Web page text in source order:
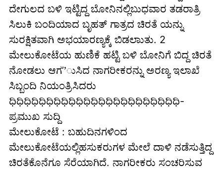
ದೇಗುಲದ ಬಳಿ ಇಟ್ಟಿದ್ದ ಬೋನಿನಲ್ಲಿಬುಧವಾರ ತಡರಾತ್ರಿ
ಸಿಲುಕಿ ಬಂದಿಯಾದ ಬೃಹತ್ ಗಾತ್ರದ ಚಿರತೆ ಯನ್ನು
ಸುರಕ್ಷಿತವಾಗಿ ಅಭಯಾರಣ್ಯಕ್ಕೆ ಬಿಡಲಾುತು. 2
ಮೇಲುಕೋಟೆಯ ಹುಣಿಕೆ ಹಟ್ಟಿ ಬಳಿ ಬೋನಿಗೆ ಬಿದ್ದ ಚಿರತೆ
ನೋಡಲು ಆಗ’’ುಸಿದ ನಾಗರೀಕರನ್ನು ಅರಣ್ಯ ಇಲಾಖೆ
ಸಿಬ್ಬಂದಿ ನಿಯಂತ್ರಿಸಿದರು
ಧಿಧಿಧಿಧಿಧಿಧಿಧಿಧಿಧಿಧಿಧಿಧಿಧಿಧಿಧಿಧಿಧಿಧಿಧಿಧಿಧಿಧಿಧಿ-
ಪ್ರಮುಖ ಸುದ್ದಿ
ಮೇಲುಕೋಟೆ : ಬಹುದಿನಗಳಿಂದ
ಮೇಲುಕೋಟೆಯಲ್ಲಿಹಸುಕರುಗಳ ಮೇಲೆ ದಾಳಿ ನಡೆಸುತ್ತಿದ್ದ
ಚಿರತೆಕೊನೆಗೂ ಸೆರೆಯಾಗಿದೆ. ನಾಗರೀಕರು ಸಂಚರಿಸುವ